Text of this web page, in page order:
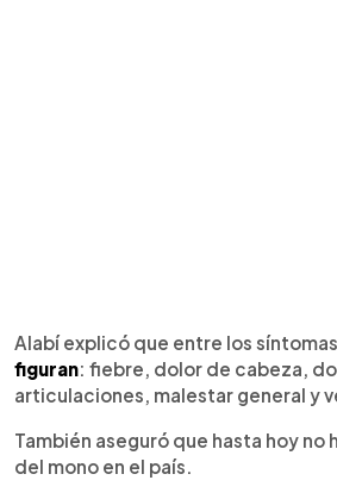
Alabí explicó que entre los
figuran: fiebre, dolor de cabeza,
articulaciones, malestar general y
También aseguró que hasta hoy no
del mono en el país.